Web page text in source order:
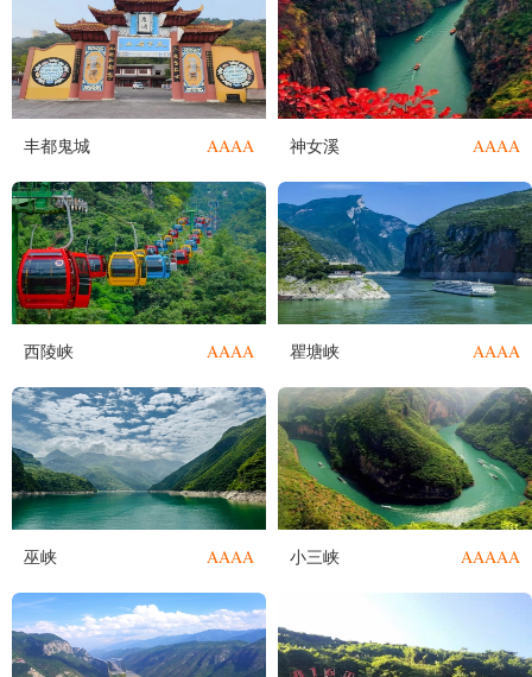
丰都鬼城 AAAA 神女溪 AAAA
西陵峡 AAAA 瞿塘峡 AAAA
巫峡 AAAA 小三峡 AAAAA